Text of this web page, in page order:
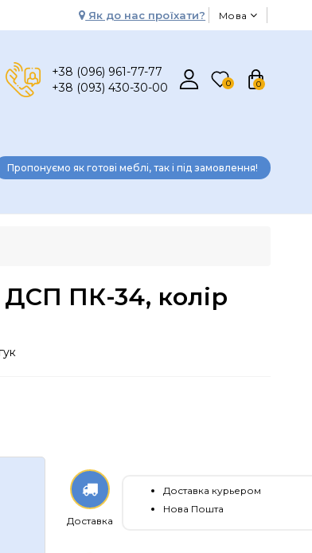
Як до нас проїхати? Мова
+38 (096) 961-77-77
+38 (093) 430-30-00
0 0
Пропонуємо як готові меблі, так і під замовлення!
ПК-34, колір
Доставка
Доставка курьером
Нова Пошта